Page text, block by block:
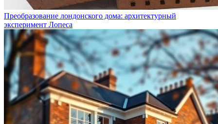
Преобразование лондонского дома: архитектурный
эксперимент Лопеса